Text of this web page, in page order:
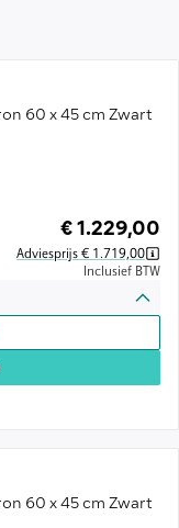
60 x 45 cm Zwart
€ 1.229,00
Adviesprijs € 1.719,00
Inclusief BTW
60 x 45 cm Zwart